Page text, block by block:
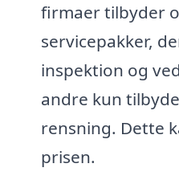
firmaer tilbyder
servicepakker,
inspektion og
andre kun
rensning. Dette
prisen.